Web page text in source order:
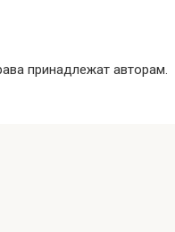
принадлежат авторам.